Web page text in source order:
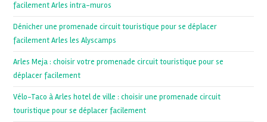
facilement Arles intra-muros
Dénicher une promenade circuit touristique pour se déplacer
facilement Arles les Alyscamps
Arles Meja : choisir votre promenade circuit touristique pour se
déplacer facilement
Vélo-Taco à Arles hotel de ville : choisir une promenade circuit
touristique pour se déplacer facilement